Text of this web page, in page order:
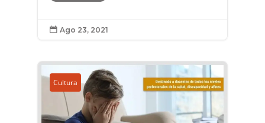
 Ago 23, 2021
Cultura